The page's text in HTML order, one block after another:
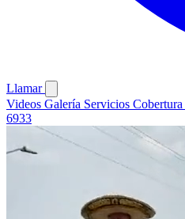
Llamar
Videos Galería Servicios Cobertura
6933